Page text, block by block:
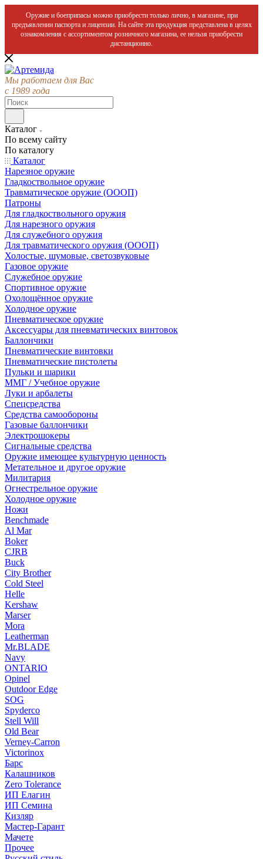
Оружие и боеприпасы можно приобрести только лично, в магазине, при
предъявлении паспорта и лицензии. На сайте эта продукция представлена в целях
ознакомления с ассортиментом розничного магазина, ее нельзя приобрести
дистанционно.
Мы работаем для Вас
с 1989 года
Каталог
По всему сайту
По каталогу
Каталог
Нарезное оружие
Гладкоствольное оружие
Травматическое оружие (ОООП)
Патроны
Для гладкоствольного оружия
Для нарезного оружия
Для служебного оружия
Для травматического оружия (ОООП)
Холостые, шумовые, светозвуковые
Газовое оружие
Служебное оружие
Спортивное оружие
Охолощённое оружие
Холодное оружие
Пневматическое оружие
Аксессуары для пневматических винтовок
Баллончики
Пневматические винтовки
Пневматические пистолеты
Пульки и шарики
ММГ / Учебное оружие
Луки и арбалеты
Спецсредства
Средства самообороны
Газовые баллончики
Электрошокеры
Сигнальные средства
Оружие имеющее культурную ценность
Метательное и другое оружие
Милитария
Огнестрельное оружие
Холодное оружие
Ножи
Benchmade
Al Mar
Boker
CJRB
Buck
City Brother
Cold Steel
Helle
Kershaw
Marser
Mora
Leatherman
Mr.BLADE
Navy
ONTARIO
Opinel
Outdoor Edge
SOG
Spyderco
Stell Will
Old Bear
Verney-Carron
Victorinox
Барс
Калашников
Zero Tolerance
ИП Елагин
ИП Семина
Кизляр
Мастер-Гарант
Мачете
Прочее